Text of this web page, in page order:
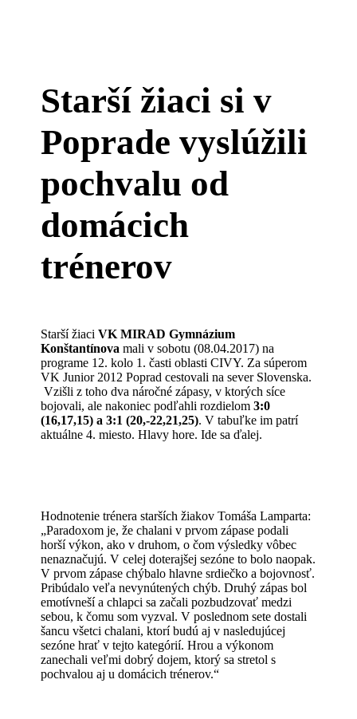
Starší žiaci si v
Poprade vyslúžili
pochvalu od
domácich
trénerov
Starší žiaci VK MIRAD Gymnázium
Konštantínova mali v sobotu (08.04.2017) na
programe 12. kolo 1. časti oblasti CIVY. Za súperom
VK Junior 2012 Poprad cestovali na sever Slovenska.
Vzišli z toho dva náročné zápasy, v ktorých síce
bojovali, ale nakoniec podľahli rozdielom3:0
(16,17,15) a 3:1 (20,-22,21,25). V tabuľke im patrí
aktuálne 4. miesto. Hlavy hore. Ide sa ďalej.
Hodnotenie trénera starších žiakov Tomáša Lamparta:
„Paradoxom je, že chalani v prvom zápase podali
horší výkon, ako v druhom, o čom výsledky vôbec
nenaznačujú. V celej doterajšej sezóne to bolo naopak.
V prvom zápase chýbalo hlavne srdiečko a bojovnosť.
Pribúdalo veľa nevynútených chýb. Druhý zápas bol
emotívneší a chlapci sa začali pozbudzovať medzi
sebou, k čomu som vyzval. V poslednom sete dostali
šancu všetci chalani, ktorí budú aj v nasledujúcej
sezóne hrať v tejto kategórií. Hrou a výkonom
zanechali veľmi dobrý dojem, ktorý sa stretol s
pochvalou aj u domácich trénerov.“